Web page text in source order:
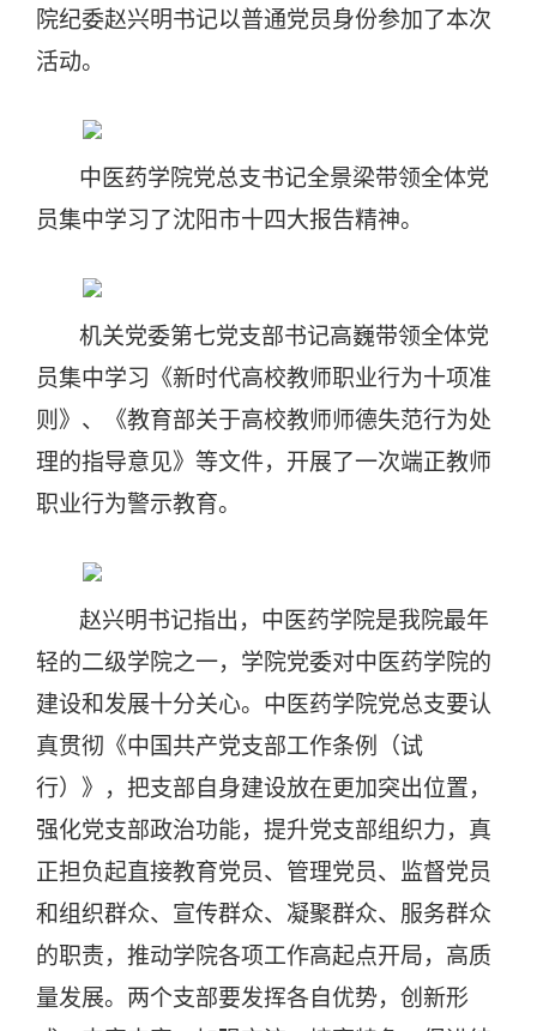
院纪委赵兴明书记以普通党员身份参加了本次
活动。
中医药学院党总支书记全景梁带领全体党
员集中学习了沈阳市十四大报告精神。
机关党委第七党支部书记高巍带领全体党
员集中学习《新时代高校教师职业行为十项准
则》、《教育部关于高校教师师德失范行为处
理的指导意见》等文件，开展了一次端正教师
职业行为警示教育。
赵兴明书记指出，中医药学院是我院最年
轻的二级学院之一，学院党委对中医药学院的
建设和发展十分关心。中医药学院党总支要认
真贯彻《中国共产党支部工作条例（试
行）》，把支部自身建设放在更加突出位置，
强化党支部政治功能，提升党支部组织力，真
正担负起直接教育党员、管理党员、监督党员
和组织群众、宣传群众、凝聚群众、服务群众
的职责，推动学院各项工作高起点开局，高质
量发展。两个支部要发挥各自优势，创新形